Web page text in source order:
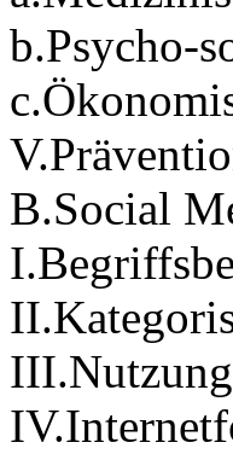
b.Psycho-
B.Social